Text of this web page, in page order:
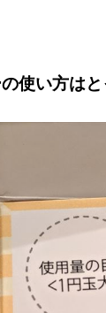
使い方は